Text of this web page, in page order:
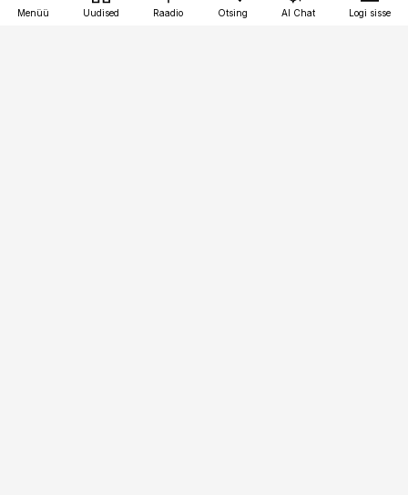
Menüü Uudised Raadio Otsing AI Chat Logi sisse